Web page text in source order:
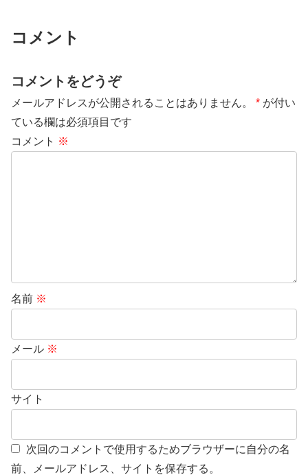
コメント
コメントをどうぞ
メールアドレスが公開されることはありません。 * が付い
ている欄は必須項目です
コメント ※
名前 ※
メール ※
サイト
次回のコメントで使用するためブラウザーに自分の名
前、メールアドレス、サイトを保存する。